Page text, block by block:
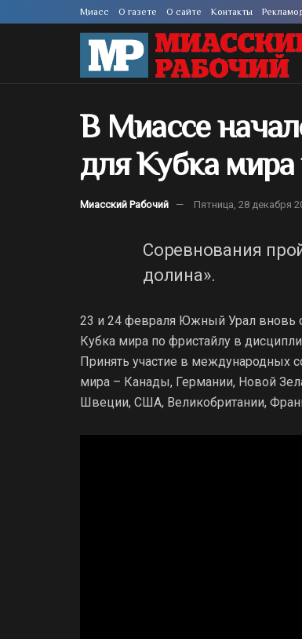
Миасс О газете О сайте Контакты
В Миассе
для Кубка
Миасский Рабочий Пятница, 28 декабря
Соревнования
долина».
23 и 24 февраля Южный Урал вновь
Кубка мира по фристайлу в
Принять участие в международных
мира – Канады, Германии, Новой
Швеции, США, Великобритании,